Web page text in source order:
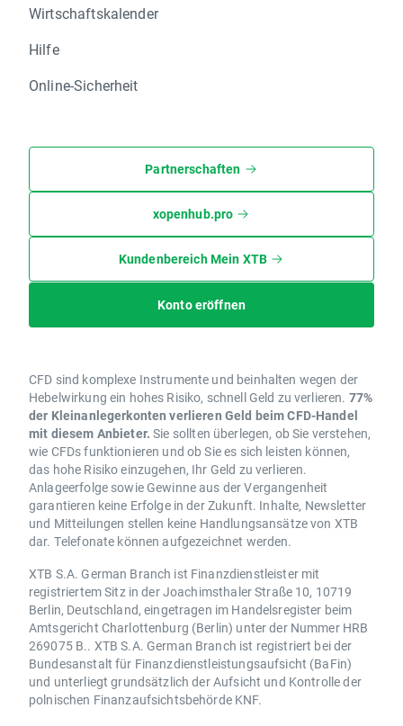
Wirtschaftskalender
Hilfe
Online-Sicherheit
Partnerschaften
xopenhub.pro
Kundenbereich Mein XTB
Konto eröffnen
CFD sind komplexe Instrumente und beinhalten wegen der
Hebelwirkung ein hohes Risiko, schnell Geld zu verlieren. 77%
der Kleinanlegerkonten verlieren Geld beim CFD-Handel
mit diesem Anbieter. Sie sollten überlegen, ob Sie verstehen,
wie CFDs funktionieren und ob Sie es sich leisten können,
das hohe Risiko einzugehen, Ihr Geld zu verlieren.
Anlageerfolge sowie Gewinne aus der Vergangenheit
garantieren keine Erfolge in der Zukunft. Inhalte, Newsletter
und Mitteilungen stellen keine Handlungsansätze von XTB
dar. Telefonate können aufgezeichnet werden.
XTB S.A. German Branch ist Finanzdienstleister mit
registriertem Sitz in der Joachimsthaler Straße 10, 10719
Berlin, Deutschland, eingetragen im Handelsregister beim
Amtsgericht Charlottenburg (Berlin) unter der Nummer HRB
269075 B.. XTB S.A. German Branch ist registriert bei der
Bundesanstalt für Finanzdienstleistungsaufsicht (BaFin)
und unterliegt grundsätzlich der Aufsicht und Kontrolle der
polnischen Finanzaufsichtsbehörde KNF.